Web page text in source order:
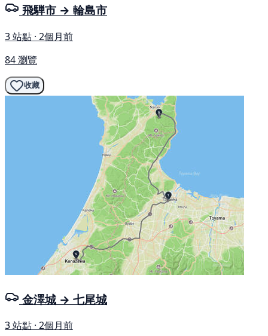
飛騨市 → 輪島市
3 站點 · 2個月前
84 瀏覽
收藏
金澤城 → 七尾城
3 站點 · 2個月前